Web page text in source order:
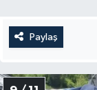
Paylaş